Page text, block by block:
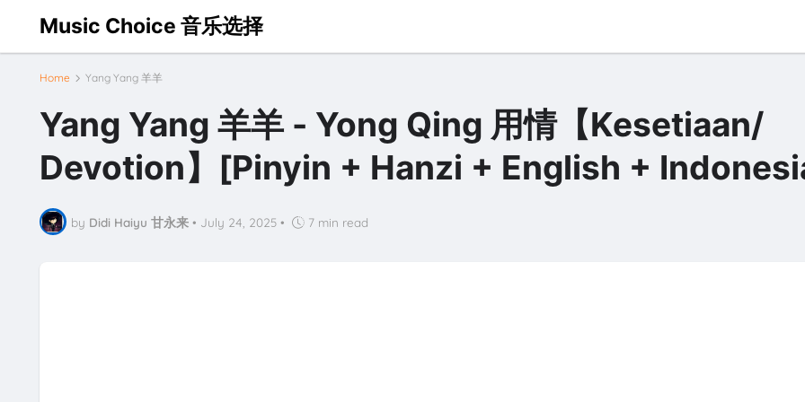
Music Choice 音乐选择
Home Yang Yang 羊羊
Yang Yang 羊羊 - Yong Qing 用情【Kesetiaan/
Devotion】[Pinyin + Hanzi + English +
by Didi Haiyu 甘永来 • July 24, 2025 • 7 min read